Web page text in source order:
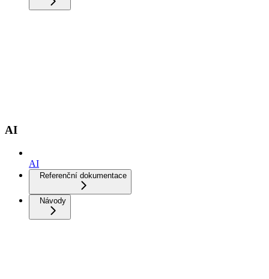
AI
AI
Referenční dokumentace
Návody